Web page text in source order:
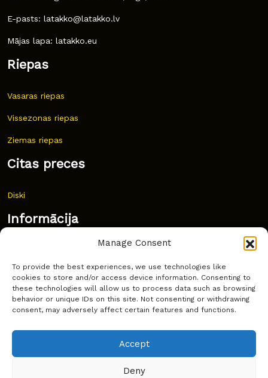
Manage Consent
To provide the best experiences, we use technologies like
cookies to store and/or access device information. Consenting to
these technologies will allow us to process data such as browsing
behavior or unique IDs on this site. Not consenting or withdrawing
consent, may adversely affect certain features and functions.
Accept
Deny
E-pasts: latakko@latakko.lv
Mājas lapa: latakko.eu
Riepas
Vasaras riepas
Vissezonas riepas
Ziemas riepas
Citas preces
Diski
Informācija
Bieži uzdoti jautājumi
Kur pirkt?
Sīkdatņu politika